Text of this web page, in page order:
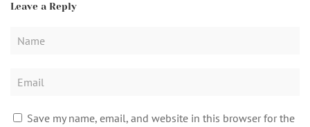
Leave a Reply
Save my name, email, and website in this browser for the